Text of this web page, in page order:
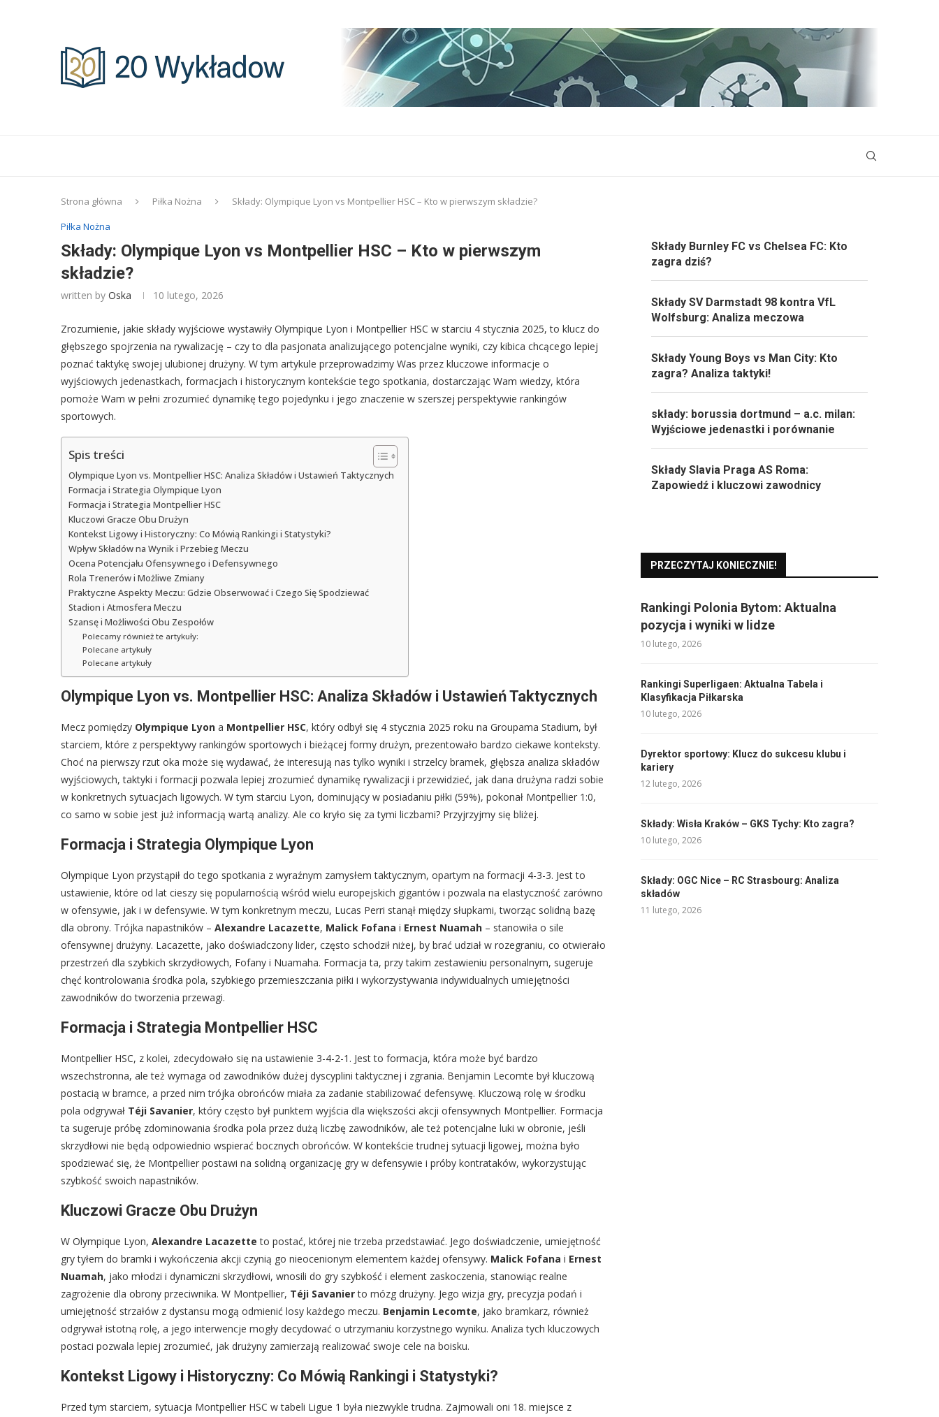
Strona główna Piłka Nożna
Składy: Olympique Lyon vs Montpellier HSC – Kto w pierwszym składzie?
Piłka Nożna
Składy: Olympique Lyon vs Montpellier HSC – Kto w pierwszym
składzie?
written by Oska 10 lutego, 2026
Zrozumienie, jakie składy wyjściowe wystawiły Olympique Lyon i Montpellier HSC w starciu 4 stycznia 2025, to klucz do
głębszego spojrzenia na rywalizację – czy to dla pasjonata analizującego potencjalne wyniki, czy kibica chcącego lepiej
poznać taktykę swojej ulubionej drużyny. W tym artykule przeprowadzimy Was przez kluczowe informacje o
wyjściowych jedenastkach, formacjach i historycznym kontekście tego spotkania, dostarczając Wam wiedzy, która
pomoże Wam w pełni zrozumieć dynamikę tego pojedynku i jego znaczenie w szerszej perspektywie rankingów
sportowych.
Spis treści
Olympique Lyon vs. Montpellier HSC: Analiza Składów i Ustawień Taktycznych
Formacja i Strategia Olympique Lyon
Formacja i Strategia Montpellier HSC
Kluczowi Gracze Obu Drużyn
Kontekst Ligowy i Historyczny: Co Mówią Rankingi i Statystyki?
Wpływ Składów na Wynik i Przebieg Meczu
Ocena Potencjału Ofensywnego i Defensywnego
Rola Trenerów i Możliwe Zmiany
Praktyczne Aspekty Meczu: Gdzie Obserwować i Czego Się Spodziewać
Stadion i Atmosfera Meczu
Szansę i Możliwości Obu Zespołów
Polecamy również te artykuły:
Polecane artykuły
Polecane artykuły
Olympique Lyon vs. Montpellier HSC: Analiza Składów i Ustawień Taktycznych
Mecz pomiędzy Olympique Lyon a Montpellier HSC, który odbył się 4 stycznia 2025 roku na Groupama Stadium, był
starciem, które z perspektywy rankingów sportowych i bieżącej formy drużyn, prezentowało bardzo ciekawe konteksty.
Choć na pierwszy rzut oka może się wydawać, że interesują nas tylko wyniki i strzelcy bramek, głębsza analiza składów
wyjściowych, taktyki i formacji pozwala lepiej zrozumieć dynamikę rywalizacji i przewidzieć, jak dana drużyna radzi sobie
w konkretnych sytuacjach ligowych. W tym starciu Lyon, dominujący w posiadaniu piłki (59%), pokonał Montpellier 1:0,
co samo w sobie jest już informacją wartą analizy. Ale co kryło się za tymi liczbami? Przyjrzyjmy się bliżej.
Formacja i Strategia Olympique Lyon
Olympique Lyon przystąpił do tego spotkania z wyraźnym zamysłem taktycznym, opartym na formacji 4-3-3. Jest to
ustawienie, które od lat cieszy się popularnością wśród wielu europejskich gigantów i pozwala na elastyczność zarówno
w ofensywie, jak i w defensywie. W tym konkretnym meczu, Lucas Perri stanął między słupkami, tworząc solidną bazę
dla obrony. Trójka napastników – Alexandre Lacazette, Malick Fofana i Ernest Nuamah – stanowiła o sile
ofensywnej drużyny. Lacazette, jako doświadczony lider, często schodził niżej, by brać udział w rozegraniu, co otwierało
przestrzeń dla szybkich skrzydłowych, Fofany i Nuamaha. Formacja ta, przy takim zestawieniu personalnym, sugeruje
chęć kontrolowania środka pola, szybkiego przemieszczania piłki i wykorzystywania indywidualnych umiejętności
zawodników do tworzenia przewagi.
Formacja i Strategia Montpellier HSC
Montpellier HSC, z kolei, zdecydowało się na ustawienie 3-4-2-1. Jest to formacja, która może być bardzo
wszechstronna, ale też wymaga od zawodników dużej dyscyplini taktycznej i zgrania. Benjamin Lecomte był kluczową
postacią w bramce, a przed nim trójka obrońców miała za zadanie stabilizować defensywę. Kluczową rolę w środku
pola odgrywał Téji Savanier, który często był punktem wyjścia dla większości akcji ofensywnych Montpellier. Formacja
ta sugeruje próbę zdominowania środka pola przez dużą liczbę zawodników, ale też potencjalne luki w obronie, jeśli
skrzydłowi nie będą odpowiednio wspierać bocznych obrońców. W kontekście trudnej sytuacji ligowej, można było
spodziewać się, że Montpellier postawi na solidną organizację gry w defensywie i próby kontrataków, wykorzystując
szybkość swoich napastników.
Kluczowi Gracze Obu Drużyn
W Olympique Lyon, Alexandre Lacazette to postać, której nie trzeba przedstawiać. Jego doświadczenie, umiejętność
gry tyłem do bramki i wykończenia akcji czynią go nieocenionym elementem każdej ofensywy. Malick Fofana i Ernest
Nuamah, jako młodzi i dynamiczni skrzydłowi, wnosili do gry szybkość i element zaskoczenia, stanowiąc realne
zagrożenie dla obrony przeciwnika. W Montpellier, Téji Savanierto mózg drużyny. Jego wizja gry, precyzja podań i
umiejętność strzałów z dystansu mogą odmienić losy każdego meczu. Benjamin Lecomte, jako bramkarz, również
odgrywał istotną rolę, a jego interwencje mogły decydować o utrzymaniu korzystnego wyniku. Analiza tych kluczowych
postaci pozwala lepiej zrozumieć, jak drużyny zamierzają realizować swoje cele na boisku.
Kontekst Ligowy i Historyczny: Co Mówią Rankingi i Statystyki?
Przed tym starciem, sytuacja Montpellier HSC w tabeli Ligue 1 była niezwykle trudna. Zajmowali oni 18. miejsce z
Składy Burnley FC vs Chelsea FC: Kto
zagra dziś?
Składy SV Darmstadt 98 kontra VfL
Wolfsburg: Analiza meczowa
Składy Young Boys vs Man City: Kto
zagra? Analiza taktyki!
składy: borussia dortmund – a.c. milan:
Wyjściowe jedenastki i porównanie
Składy Slavia Praga AS Roma:
Zapowiedź i kluczowi zawodnicy
PRZECZYTAJ KONIECZNIE!
Rankingi Polonia Bytom: Aktualna
pozycja i wyniki w lidze
10 lutego, 2026
Rankingi Superligaen: Aktualna Tabela i
Klasyfikacja Piłkarska
10 lutego, 2026
Dyrektor sportowy: Klucz do sukcesu klubu i
kariery
12 lutego, 2026
Składy: Wisła Kraków – GKS Tychy: Kto zagra?
10 lutego, 2026
Składy: OGC Nice – RC Strasbourg: Analiza
składów
11 lutego, 2026